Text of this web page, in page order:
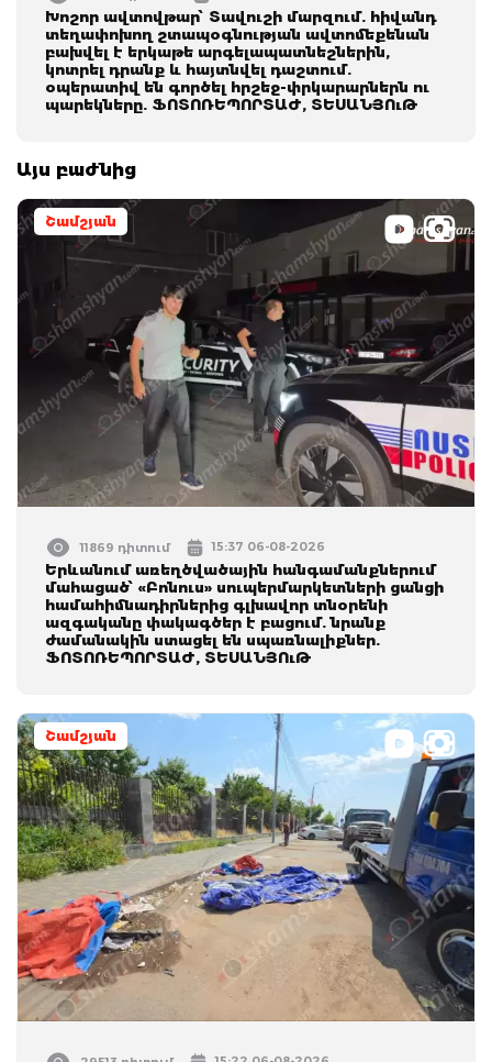
Խոշոր ավտովթար՝ Տավուշի մարզում. հիվանդ
տեղափոխող շտապօգնության ավտոմեքենան
բախվել է երկաթե արգելապատնեշներին,
կոտրել դրանք և հայտնվել դաշտում.
օպերատիվ են գործել հրշեջ-փրկարարներն ու
պարեկները. ՖՈՏՈՌԵՊՈՐՏԱԺ, ՏԵՍԱՆՅՈւԹ
Այս բաժնից
Շամշյան
11869 դիտում 15:37 06-08-2026
Երևանում առեղծվածային հանգամանքներում
մահացած՝ «Բոնուս» սուպերմարկետների ցանցի
համահիմնադիրներից գլխավոր տնօրենի
ազգականը փակագծեր է բացում. նրանք
ժամանակին ստացել են սպառնալիքներ.
ՖՈՏՈՌԵՊՈՐՏԱԺ, ՏԵՍԱՆՅՈւԹ
Շամշյան